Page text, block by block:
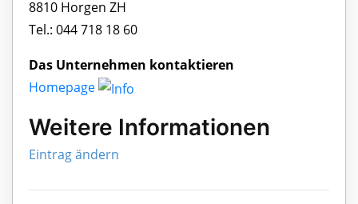
8810 Horgen ZH
Tel.: 044 718 18 60
Das Unternehmen kontaktieren
Homepage
Weitere Informationen
Eintrag ändern